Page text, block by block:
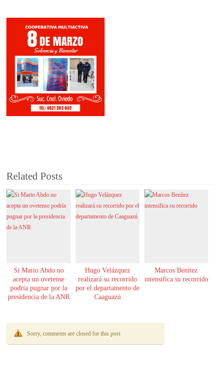
Related Posts
Si Mario Abdo no
acepta un ovetense
podría pugnar por la
presidencia de la ANR
Hugo Velázquez
realizará su recorrido
por el departamento de
Caaguazú
Marcos Benítez
intensifica su recorrido
Sorry, comments are closed for this post